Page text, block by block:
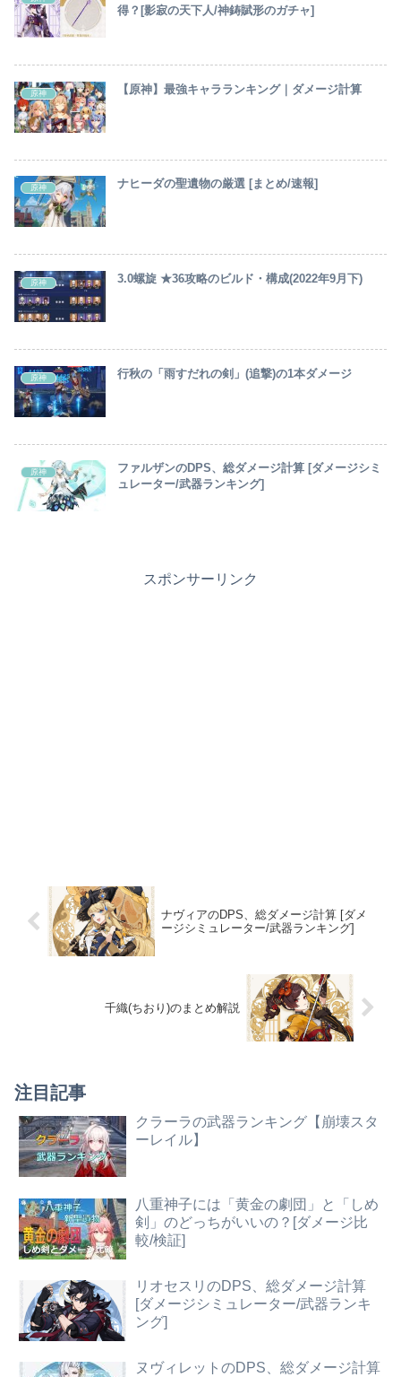
得？[影寂の天下人/神鋳賦形のガチャ]
原神 【原神】最強キャラランキング｜ダメージ計算
原神 ナヒーダの聖遺物の厳選 [まとめ/速報]
原神 3.0螺旋 ★36攻略のビルド・構成(2022年9月下)
原神 行秋の「雨すだれの剣」(追撃)の1本ダメージ
原神
ファルザンのDPS、総ダメージ計算 [ダメージシミ
ュレーター/武器ランキング]
スポンサーリンク
ナヴィアのDPS、総ダメージ計算 [ダメ
ージシミュレーター/武器ランキング]
千織(ちおり)のまとめ解説
注目記事
クラーラの武器ランキング【崩壊スタ
ーレイル】
八重神子には「黄金の劇団」と「しめ
剣」のどっちがいいの？[ダメージ比
較/検証]
リオセスリのDPS、総ダメージ計算
[ダメージシミュレーター/武器ランキ
ング]
ヌヴィレットのDPS、総ダメージ計算